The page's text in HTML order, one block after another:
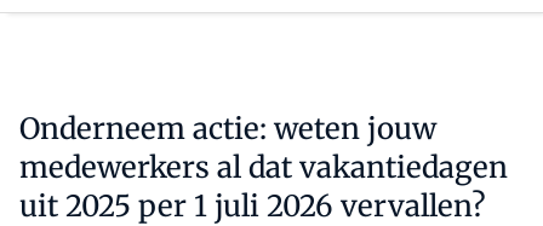
Onderneem actie: weten jouw
medewerkers al dat vakantiedagen
uit 2025 per 1 juli 2026 vervallen?